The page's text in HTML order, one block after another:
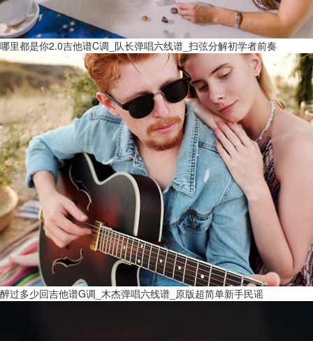
哪里都是你2.0吉他谱C调_队长弹唱六线谱_扫弦分解初学者前奏
醉过多少回吉他谱G调_木杰弹唱六线谱_原版超简单新手民谣